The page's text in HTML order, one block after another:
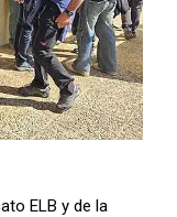
ELB y de la